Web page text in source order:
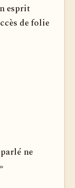
esprit
de folie
ne